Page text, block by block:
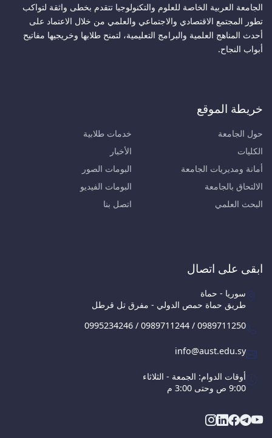
الجامعة العربية الخاصة للعلوم والتكنولوجيا تتقدم بخطى واثقة لتواكب
تطور المجتمع الاقتصادي والاجتماعي والعلمي من خلال الاعتماد على
أحدث المناهج العلمية والبرامج التعليمية، لتمنح طلابها وخريجيها مفاتيح
أبواب النجاح.
خريطة الموقع
حول الجامعة
الكليات
أمانة ومديريات الجامعة
الالتحاق بالجامعة
البحث العلمي
خدمات طلابية
الأخبار
البومات الصور
البومات الفيديو
اتصل بنا
ابقى على اتصال
سوريا - حماة
طريق حماة حمص الدولي - مفرق تل قرطل
0995234246 / 0989711244 / 0989711250
info@aust.edu.sy
أوقات الدوام: الجمعة - الثلاثاء
9:00 ص وحتى 3:00 م